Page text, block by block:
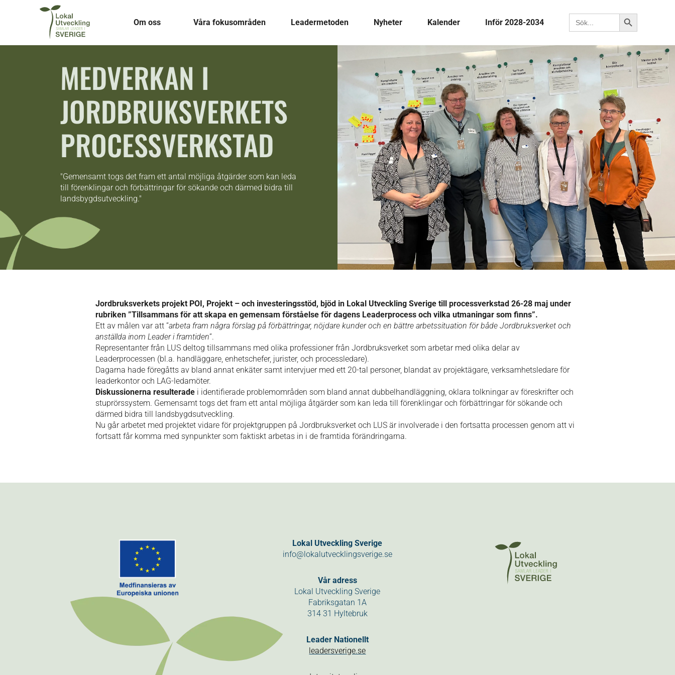
Om oss Våra fokusområden Leadermetoden Nyheter Kalender Inför 2028-2034 Sök efter: Sökknapp
MEDVERKAN I
JORDBRUKSVERKETS
PROCESSVERKSTAD
"Gemensamt togs det fram ett antal möjliga åtgärder som kan leda
till förenklingar och förbättringar för sökande och därmed bidra till
landsbygdsutveckling."
Jordbruksverkets projekt POI, Projekt – och investeringsstöd, bjöd in Lokal Utveckling Sverige till processverkstad 26-28 maj under
rubriken ”Tillsammans för att skapa en gemensam förståelse för dagens Leaderprocess och vilka utmaningar som finns”.
Ett av målen var att ”arbeta fram några förslag på förbättringar, nöjdare kunder och en bättre arbetssituation för både Jordbruksverket och
anställda inom Leader i framtiden”.
Representanter från LUS deltog tillsammans med olika professioner från Jordbruksverket som arbetar med olika delar av
Leaderprocessen (bl.a. handläggare, enhetschefer, jurister, och processledare).
Dagarna hade föregåtts av bland annat enkäter samt intervjuer med ett 20-tal personer, blandat av projektägare, verksamhetsledare för
leaderkontor och LAG-ledamöter.
Diskussionerna resulterade i identifierade problemområden som bland annat dubbelhandläggning, oklara tolkningar av föreskrifter och
stuprörssystem. Gemensamt togs det fram ett antal möjliga åtgärder som kan leda till förenklingar och förbättringar för sökande och
därmed bidra till landsbygdsutveckling.
Nu går arbetet med projektet vidare för projektgruppen på Jordbruksverket och LUS är involverade i den fortsatta processen genom att vi
fortsatt får komma med synpunkter som faktiskt arbetas in i de framtida förändringarna.
Lokal Utveckling Sverige
info@lokalutvecklingsverige.se
Vår adress
Lokal Utveckling Sverige
Fabriksgatan 1A
314 31 Hyltebruk
Leader Nationellt
leadersverige.se